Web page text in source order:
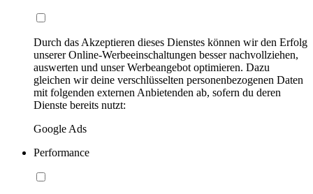
Durch das Akzeptieren dieses Dienstes können wir den Erfolg
unserer Online-Werbeeinschaltungen besser nachvollziehen,
auswerten und unser Werbeangebot optimieren. Dazu
gleichen wir deine verschlüsselten personenbezogenen Daten
mit folgenden externen Anbietenden ab, sofern du deren
Dienste bereits nutzt:
Google Ads
Performance